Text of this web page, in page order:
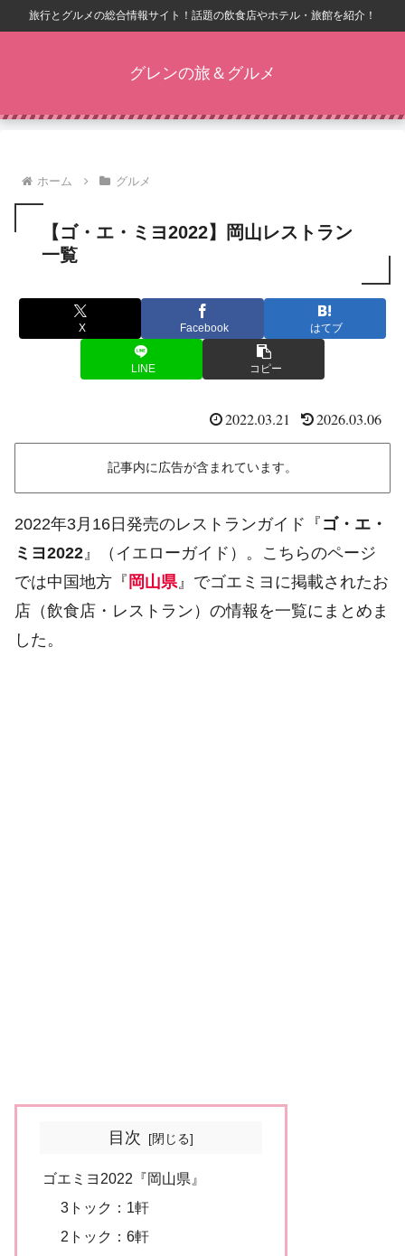
旅行とグルメの総合情報サイト！話題の飲食店やホテル・旅館を紹介！
グレンの旅＆グルメ
ホーム グルメ
【ゴ・エ・ミヨ2022】岡山レストラン
一覧
X Facebook はてブ
LINE コピー
2022.03.21 2026.03.06
記事内に広告が含まれています。
2022年3月16日発売のレストランガイド『 ゴ・エ・
ミヨ2022 』（イエローガイド）。こちらのページ
では中国地方『 岡山県 』でゴエミヨに掲載されたお
店（飲食店・レストラン）の情報を一覧にまとめま
した。
目次
ゴエミヨ2022『岡山県』
3トック：1軒
2トック：6軒